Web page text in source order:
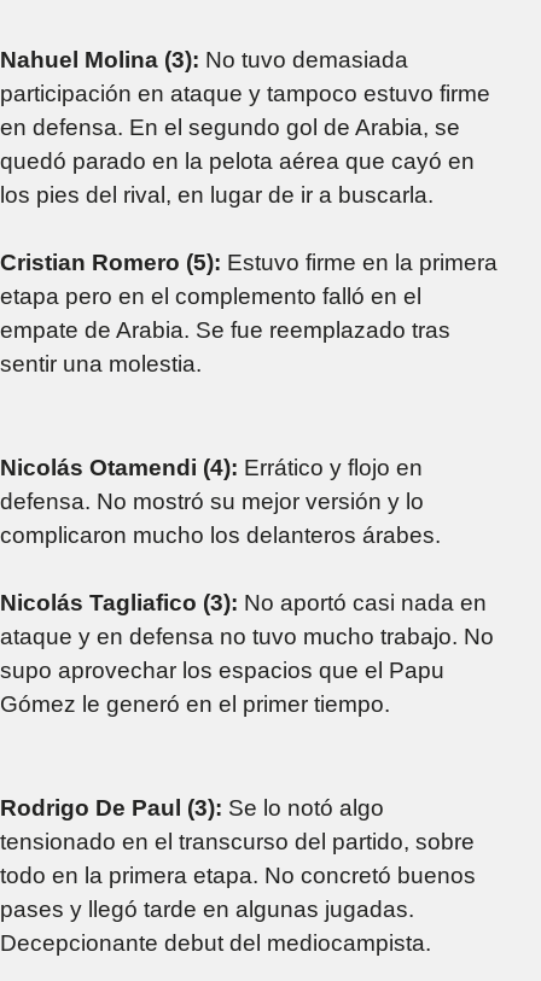
Nahuel Molina (3): No tuvo demasiada
participación en ataque y tampoco estuvo firme
en defensa. En el segundo gol de Arabia, se
quedó parado en la pelota aérea que cayó en
los pies del rival, en lugar de ir a buscarla.
Cristian Romero (5): Estuvo firme en la primera
etapa pero en el complemento falló en el
empate de Arabia. Se fue reemplazado tras
sentir una molestia.
Nicolás Otamendi (4): Errático y flojo en
defensa. No mostró su mejor versión y lo
complicaron mucho los delanteros árabes.
Nicolás Tagliafico (3): No aportó casi nada en
ataque y en defensa no tuvo mucho trabajo. No
supo aprovechar los espacios que el Papu
Gómez le generó en el primer tiempo.
Rodrigo De Paul (3): Se lo notó algo
tensionado en el transcurso del partido, sobre
todo en la primera etapa. No concretó buenos
pases y llegó tarde en algunas jugadas.
Decepcionante debut del mediocampista.